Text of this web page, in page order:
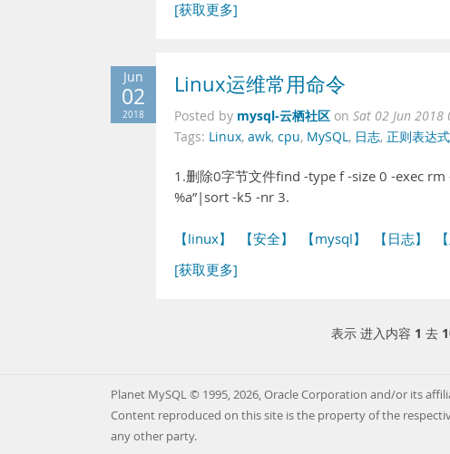
[获取更多]
Jun
02
2018
Linux运维常用命令
Posted by mysql-云栖社区 on Sat 02 Jun 2018
Tags: Linux, awk, cpu, MySQL, 日志, 正则表达式
1.删除0字节文件find -type f -size 0 -exec
%a”|sort -k5 -nr 3.
【linux】 【安全】 【mysql】 【日志】
[获取更多]
表示 进入内容 1 去
Planet MySQL © 1995, 2026, Oracle Corporation and/or its
Content reproduced on this site is the property of the
any other party.